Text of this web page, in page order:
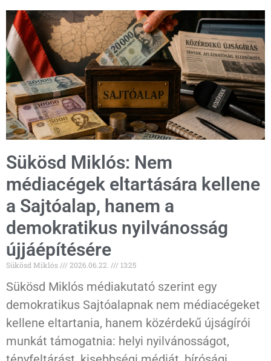
Sükösd Miklós: Nem
médiacégek eltartására kellene
a Sajtóalap, hanem a
demokratikus nyilvánosság
újjáépítésére
Sükösd Miklós 2026.06.22. 13:25
Sükösd Miklós médiakutató szerint egy
demokratikus Sajtóalapnak nem médiacégeket
kellene eltartania, hanem közérdekű újságírói
munkát támogatnia: helyi nyilvánosságot,